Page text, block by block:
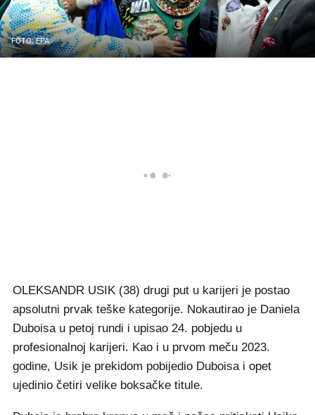
FOTO: EPA
OLEKSANDR USIK (38) drugi put u karijeri je postao
apsolutni prvak teške kategorije. Nokautirao je Daniela
Duboisa u petoj rundi i upisao 24. pobjedu u
profesionalnoj karijeri. Kao i u prvom meču 2023.
godine, Usik je prekidom pobijedio Duboisa i opet
ujedinio četiri velike boksačke titule.